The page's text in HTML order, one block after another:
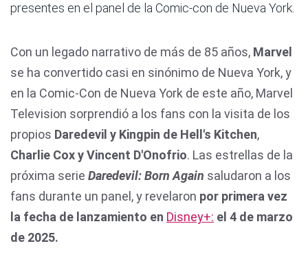
presentes en el panel de la Comic-con de Nueva York.
Con un legado narrativo de más de 85 años, Marvel
se ha convertido casi en sinónimo de Nueva York, y
en la Comic-Con de Nueva York de este año, Marvel
Television sorprendió a los fans con la visita de los
propios Daredevil y Kingpin de Hell's Kitchen,
Charlie Cox y Vincent D'Onofrio. Las estrellas de la
próxima serie Daredevil: Born Again saludaron a los
fans durante un panel, y revelaron por primera vez
la fecha de lanzamiento en Disney+: el 4 de marzo
de 2025.